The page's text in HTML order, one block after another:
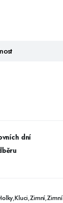
dní
,Kluci,Zimní,Zimní